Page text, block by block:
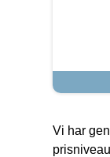
Vi har